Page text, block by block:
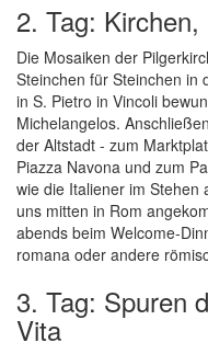
2. Tag:
Die Mosaiken der
Steinchen für Steinchen in
in S. Pietro in Vincoli
Michelangelos.
der Altstadt - zum
Piazza Navona und zum
wie die Italiener im Stehen
uns mitten in Rom
abends beim Welcome-
romana oder andere
3. Tag: Spuren
Vita